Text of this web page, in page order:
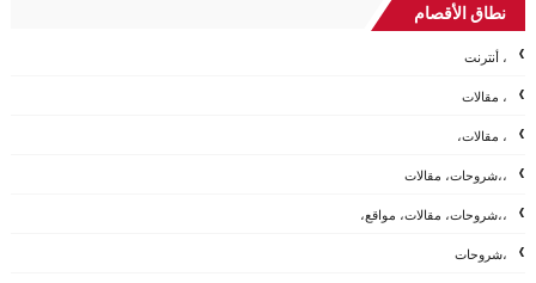
نطاق الأقصام
، أنترنت
، مقالات
، مقالات،
،،شروحات، مقالات
،،شروحات، مقالات، مواقع،
،شروحات